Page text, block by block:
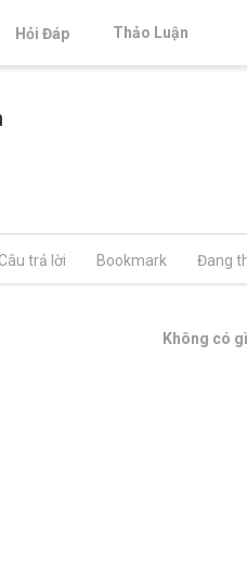
Hỏi Đáp Thảo Luận
Câu trả lời Bookmark Đang
Không có